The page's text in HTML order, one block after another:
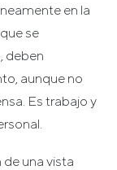
en la
se
deben
aunque no
Es trabajo y
una vista